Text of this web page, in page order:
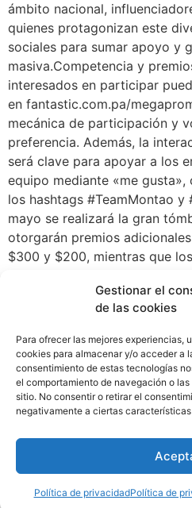
Gestionar el
de las cookies
Para ofrecer las mejores experiencias,
cookies para almacenar y/o acceder a
consentimiento de estas tecnologías
el comportamiento de navegación o
sitio. No consentir o retirar el
negativamente a ciertas
Política de privacidadPolítica de
ámbito nacional,
quienes protagonizan este
sociales para sumar apoyo y
masiva.Competencia y
interesados en participar
en fantastic.com.pa/
mecánica de participación y
preferencia. Además, la
será clave para apoyar a los
equipo mediante «me
los hashtags #TeamMontao y
mayo se realizará la gran
otorgarán premios
$300 y $200, mientras que
especiales. «¿Carro o Cash?
Forraó» no solo marca un
entretenimiento, sino que
compromiso del
responsable.Sobre Fantastic:
32 salas a nivel nacional,
empleos de manera directa y
reafirmando su compromiso
y la responsabilidad social.